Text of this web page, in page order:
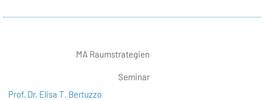
MA Raumstrategien
Seminar
Prof. Dr. Elisa T. Bertuzzo